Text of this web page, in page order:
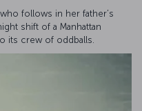
follows in her father’s
shift of a Manhattan
its crew of oddballs.